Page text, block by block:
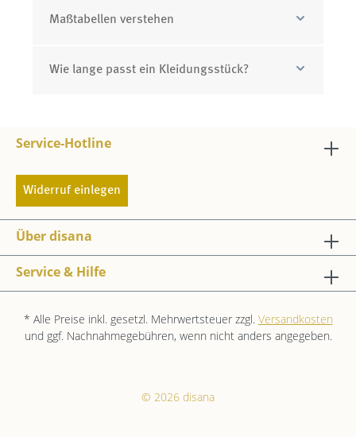
Maßtabellen verstehen
Wie lange passt ein Kleidungsstück?
Service-Hotline
Widerruf einlegen
Über disana
Service & Hilfe
* Alle Preise inkl. gesetzl. Mehrwertsteuer zzgl. Versandkosten
und ggf. Nachnahmegebühren, wenn nicht anders angegeben.
© 2026 disana